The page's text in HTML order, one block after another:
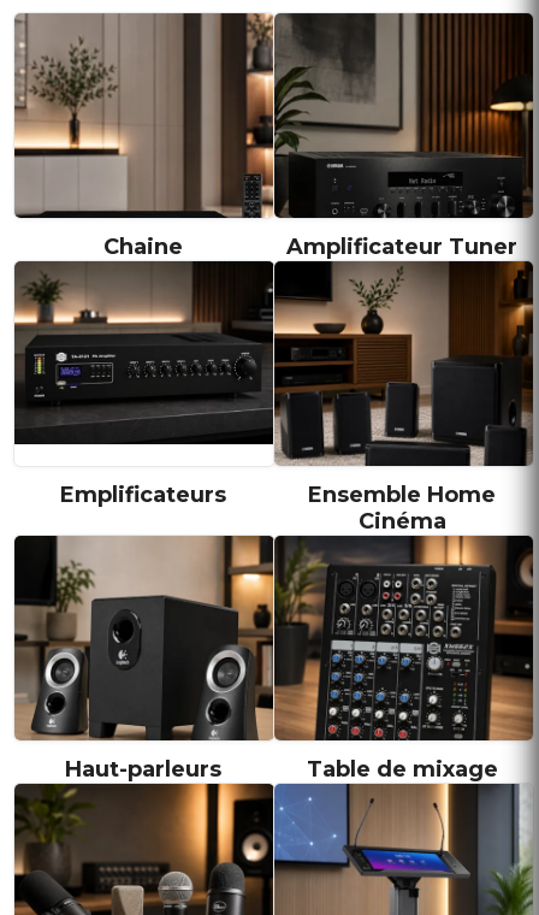
Chaine Amplificateur Tuner
Emplificateurs
Ensemble Home
Cinéma
Haut-parleurs Table de mixage